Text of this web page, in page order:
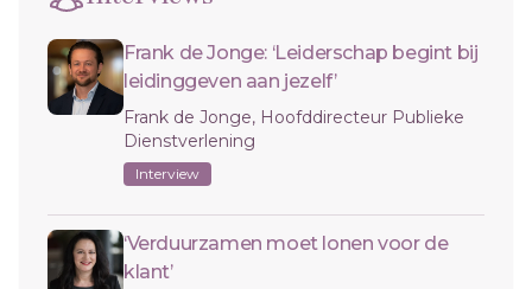
Frank de Jonge: ‘Leiderschap begint bij
leidinggeven aan jezelf’
Frank de Jonge, Hoofddirecteur Publieke
Dienstverlening
Interview
‘Verduurzamen moet lonen voor de
klant’